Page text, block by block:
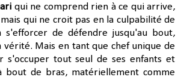
qui ne comprend rien à ce qui arrive,
qui ne croit pas en la culpabilité de
s'efforcer de défendre jusqu'au bout,
vérité. Mais en tant que chef unique de
s'occuper tout seul de ses enfants et
bout de bras, matériellement comme